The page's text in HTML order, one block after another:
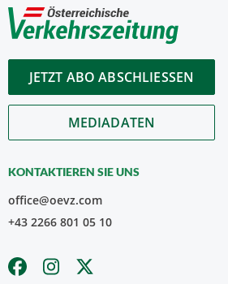
JETZT ABO ABSCHLIESSEN
MEDIADATEN
KONTAKTIEREN SIE UNS
office@oevz.com
+43 2266 801 05 10